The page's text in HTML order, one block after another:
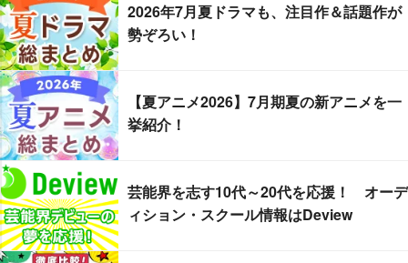
2026年7月夏ドラマも、注目作＆話題作が
勢ぞろい！
【夏アニメ2026】7月期夏の新アニメを一
挙紹介！
芸能界を志す10代～20代を応援！ オーデ
ィション・スクール情報はDeview